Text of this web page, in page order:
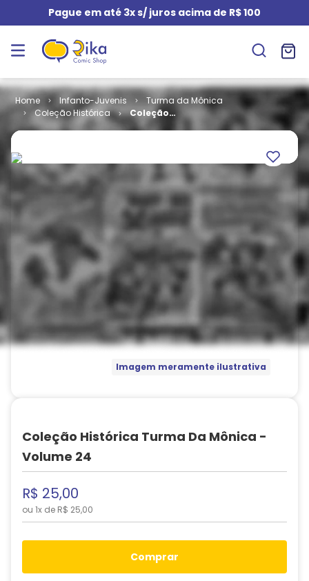
Pague em até 3x s/ juros acima de R$ 100
Infanto-Juvenis
Turma da Mônica
Coleção Histórica
Coleção
Histórica
Volume 24
Imagem meramente ilustrativa
Coleção Histórica Turma Da Mônica -
Volume 24
R$ 25,00
ou 1x de R$ 25,00
comprar